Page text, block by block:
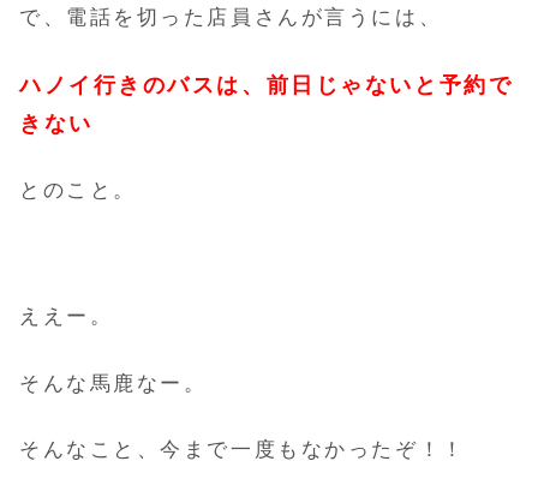
で、電話を切った店員さんが言うには、
ハノイ行きのバスは、前日じゃないと予約で
きない
とのこと。
ええー。
そんな馬鹿なー。
そんなこと、今まで一度もなかったぞ！！